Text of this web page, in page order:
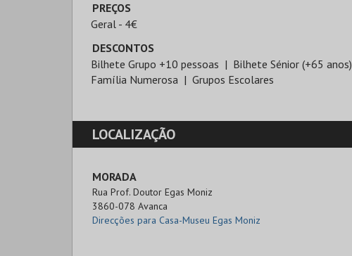
PREÇOS
Geral - 4€
DESCONTOS
Bilhete Grupo +10 pessoas
Bilhete Sénior (+65 anos)
Família Numerosa
Grupos Escolares
LOCALIZAÇÃO
MORADA
Rua Prof. Doutor Egas Moniz
3860-078 Avanca
Direcções para Casa-Museu Egas Moniz